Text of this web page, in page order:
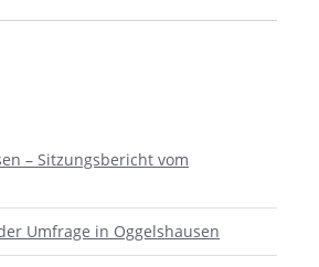
– Sitzungsbericht vom
Umfrage in Oggelshausen